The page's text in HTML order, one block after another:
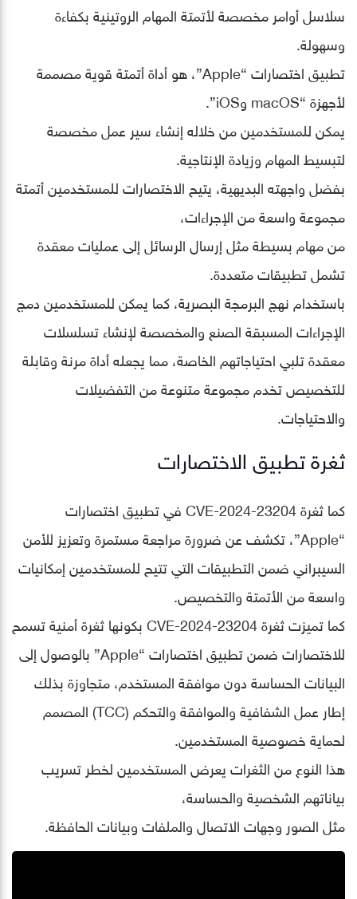
سلاسل أوامر مخصصة لأتمتة المهام الروتينية بكفاءة
وسهولة.
تطبيق اختصارات “Apple”، هو أداة أتمتة قوية مصممة
لأجهزة “macOS وiOS”.
يمكن للمستخدمين من خلاله إنشاء سير عمل مخصصة
لتبسيط المهام وزيادة الإنتاجية.
بفضل واجهته البديهية، يتيح الاختصارات للمستخدمين أتمتة
مجموعة واسعة من الإجراءات،
من مهام بسيطة مثل إرسال الرسائل إلى عمليات معقدة
تشمل تطبيقات متعددة.
باستخدام نهج البرمجة البصرية، كما يمكن للمستخدمين دمج
الإجراءات المسبقة الصنع والمخصصة لإنشاء تسلسلات
معقدة تلبي احتياجاتهم الخاصة، مما يجعله أداة مرنة وقابلة
للتخصيص تخدم مجموعة متنوعة من التفضيلات
والاحتياجات.
ثغرة تطبيق الاختصارات
كما ثغرة CVE-2024-23204 في تطبيق اختصارات
“Apple”، تكشف عن ضرورة مراجعة مستمرة وتعزيز للأمن
السيبراني ضمن التطبيقات التي تتيح للمستخدمين إمكانيات
واسعة من الأتمتة والتخصيص.
كما تميزت ثغرة CVE-2024-23204 بكونها ثغرة أمنية تسمح
للاختصارات ضمن تطبيق اختصارات “Apple” بالوصول إلى
البيانات الحساسة دون موافقة المستخدم، متجاوزة بذلك
إطار عمل الشفافية والموافقة والتحكم (TCC) المصمم
لحماية خصوصية المستخدمين.
هذا النوع من الثغرات يعرض المستخدمين لخطر تسريب
بياناتهم الشخصية والحساسة،
مثل الصور وجهات الاتصال والملفات وبيانات الحافظة.